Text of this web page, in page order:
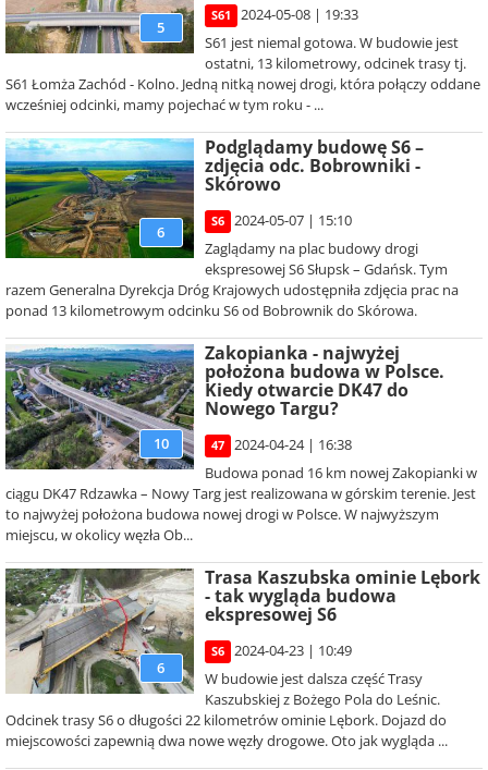
5
S61
2024-05-08 | 19:33
S61 jest niemal gotowa. W budowie jest
ostatni, 13 kilometrowy, odcinek trasy tj.
S61 Łomża Zachód - Kolno. Jedną nitką nowej drogi, która połączy oddane
wcześniej odcinki, mamy pojechać w tym roku - ...
6
Podglądamy budowę S6 –
zdjęcia odc. Bobrowniki -
Skórowo
S6
2024-05-07 | 15:10
Zaglądamy na plac budowy drogi
ekspresowej S6 Słupsk – Gdańsk. Tym
razem Generalna Dyrekcja Dróg Krajowych udostępniła zdjęcia prac na
ponad 13 kilometrowym odcinku S6 od Bobrownik do Skórowa.
10
Zakopianka - najwyżej
położona budowa w Polsce.
Kiedy otwarcie DK47 do
Nowego Targu?
47
2024-04-24 | 16:38
Budowa ponad 16 km nowej Zakopianki w
ciągu DK47 Rdzawka – Nowy Targ jest realizowana w górskim terenie. Jest
to najwyżej położona budowa nowej drogi w Polsce. W najwyższym
miejscu, w okolicy węzła Ob...
6
Trasa Kaszubska ominie Lębork
- tak wygląda budowa
ekspresowej S6
S6
2024-04-23 | 10:49
W budowie jest dalsza część Trasy
Kaszubskiej z Bożego Pola do Leśnic.
Odcinek trasy S6 o długości 22 kilometrów ominie Lębork. Dojazd do
miejscowości zapewnią dwa nowe węzły drogowe. Oto jak wygląda ...